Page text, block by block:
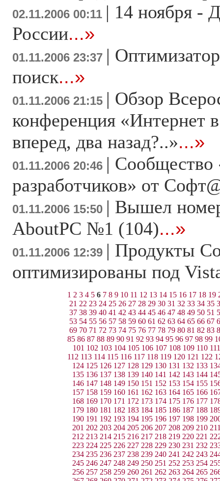
02.11.2006 00:11 | 14 ноября -
России...»
01.11.2006 23:37 |
поиск...»
01.11.2006 21:15 | Обзор
конференция «Интернет
вперед, два назад?..»...»
01.11.2006 20:46 | Сообщество
разработчиков» от
01.11.2006 15:50 | Вышел
AboutPC №1 (104)...»
01.11.2006 12:39 | Продукты
оптимизированы под
1 2 3 4 5 6 7 8 9 10 11 12 13 14 15 16 17 18 19
21 22 23 24 25 26 27 28 29 30 31 32 33 34 35
37 38 39 40 41 42 43 44 45 46 47 48 49 50 51
53 54 55 56 57 58 59 60 61 62 63 64 65 66 67
69 70 71 72 73 74 75 76 77 78 79 80 81 82 83
85 86 87 88 89 90 91 92 93 94 95 96 97 98 99
101 102 103 104 105 106 107 108 109 110 111
112 113 114 115 116 117 118 119 120 121 122
124 125 126 127 128 129 130 131 132 133
135 136 137 138 139 140 141 142 143 144
146 147 148 149 150 151 152 153 154 155
157 158 159 160 161 162 163 164 165 166
168 169 170 171 172 173 174 175 176 177
179 180 181 182 183 184 185 186 187 188
190 191 192 193 194 195 196 197 198 199
201 202 203 204 205 206 207 208 209 210
212 213 214 215 216 217 218 219 220 221
223 224 225 226 227 228 229 230 231 232
234 235 236 237 238 239 240 241 242 243
245 246 247 248 249 250 251 252 253 254
256 257 258 259 260 261 262 263 264 265